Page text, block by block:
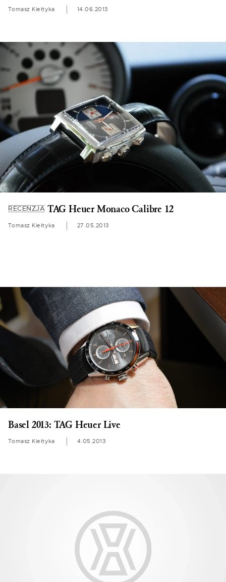
Tomasz Kiełtyka 14.06.2013
RECENZJA TAG Heuer Monaco Calibre 12
Tomasz Kiełtyka 27.05.2013
Basel 2013: TAG Heuer Live
Tomasz Kiełtyka 4.05.2013